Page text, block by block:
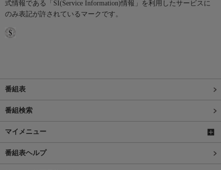
式情報である「SI(Service Information)情報」を利用したサービスに
のみ表記が許されているマークです。
番組表
番組検索
マイメニュー
番組表ヘルプ